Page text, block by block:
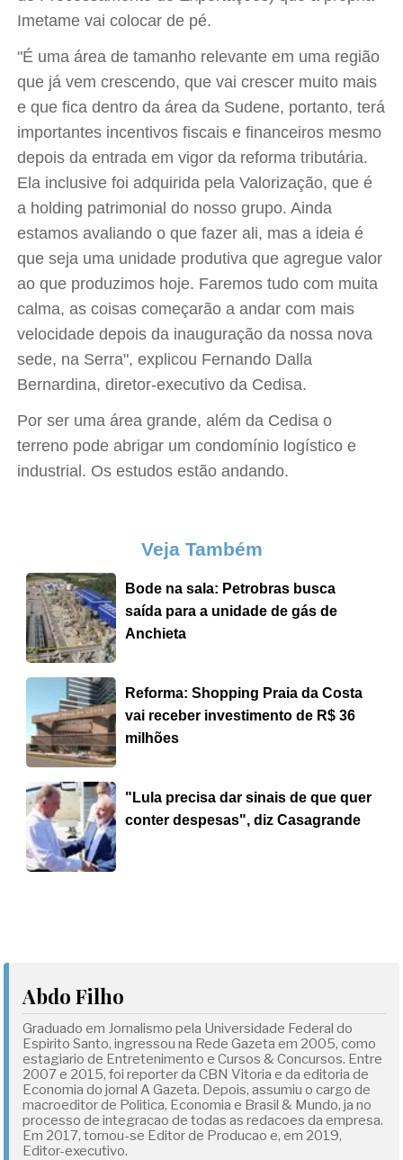
Imetame vai colocar de pé.
"É uma área de tamanho relevante em uma região
que já vem crescendo, que vai crescer muito mais
e que fica dentro da área da Sudene, portanto, terá
importantes incentivos fiscais e financeiros mesmo
depois da entrada em vigor da reforma tributária.
Ela inclusive foi adquirida pela Valorização, que é
a holding patrimonial do nosso grupo. Ainda
estamos avaliando o que fazer ali, mas a ideia é
que seja uma unidade produtiva que agregue valor
ao que produzimos hoje. Faremos tudo com muita
calma, as coisas começarão a andar com mais
velocidade depois da inauguração da nossa nova
sede, na Serra", explicou Fernando Dalla
Bernardina, diretor-executivo da Cedisa.
Por ser uma área grande, além da Cedisa o
terreno pode abrigar um condomínio logístico e
industrial. Os estudos estão andando.
Veja Também
Bode na sala: Petrobras busca
saída para a unidade de gás de
Anchieta
Reforma: Shopping Praia da Costa
vai receber investimento de R$ 36
milhões
"Lula precisa dar sinais de que quer
conter despesas", diz Casagrande
Abdo Filho
Graduado em Jornalismo pela Universidade Federal do
Espirito Santo, ingressou na Rede Gazeta em 2005, como
estagiario de Entretenimento e Cursos & Concursos. Entre
2007 e 2015, foi reporter da CBN Vitoria e da editoria de
Economia do jornal A Gazeta. Depois, assumiu o cargo de
macroeditor de Politica, Economia e Brasil & Mundo, ja no
processo de integracao de todas as redacoes da empresa.
Em 2017, tornou-se Editor de Producao e, em 2019,
Editor-executivo.